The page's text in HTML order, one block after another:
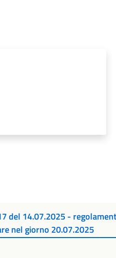
del 14.07.2025 -
nel giorno 20.07.2025